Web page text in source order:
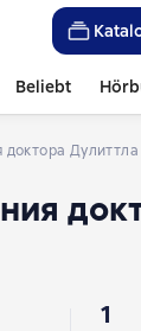
Beliebt
доктора Дулиттла
1